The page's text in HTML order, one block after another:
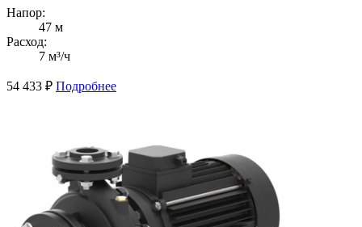
Напор:
47 м
Расход:
7 м³/ч
54 433 ₽ Подробнее